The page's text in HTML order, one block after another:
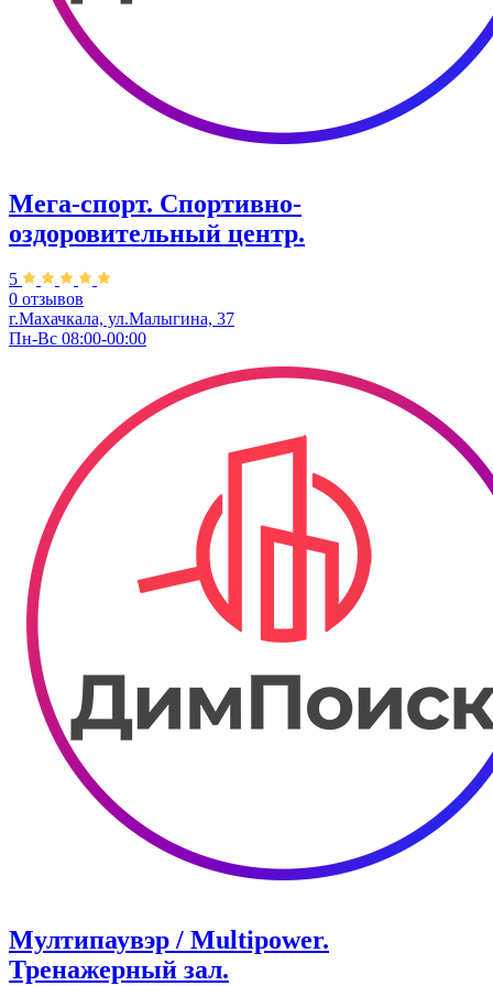
Мега-спорт. Спортивно-
оздоровительный центр.
5
0 отзывов
г.Махачкала, ул.Малыгина, 37
Пн-Вс 08:00-00:00
Мултипаувэр / Multipower.
Тренажерный зал.